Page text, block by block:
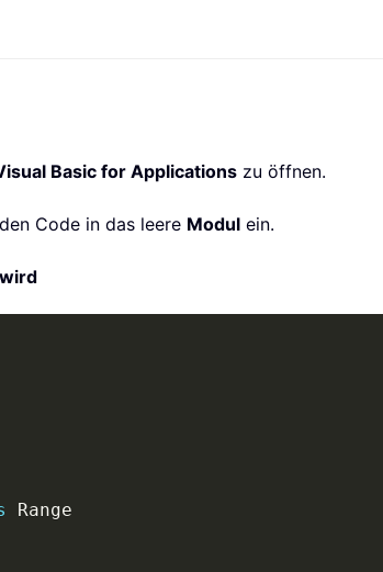
Basic for Applications zu öffnen.
Code in das leere Modul ein.
Range